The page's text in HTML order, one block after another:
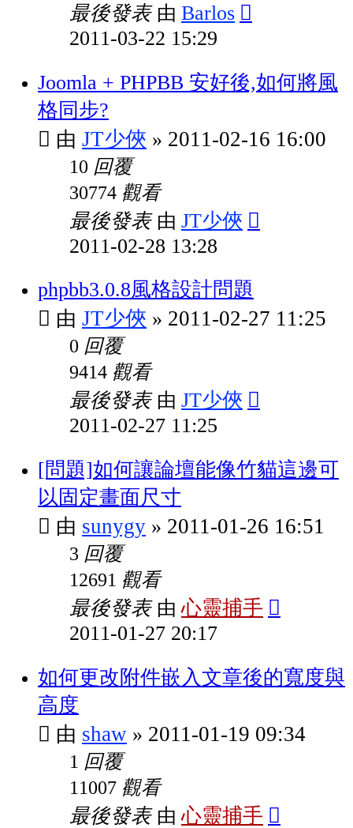
最後發表 由 Barlos
2011-03-22 15:29
Joomla + PHPBB 安好後,如何將風
格同步?
由 JT少俠 » 2011-02-16 16:00
10 回覆
30774 觀看
最後發表 由 JT少俠
2011-02-28 13:28
phpbb3.0.8風格設計問題
由 JT少俠 » 2011-02-27 11:25
0 回覆
9414 觀看
最後發表 由 JT少俠
2011-02-27 11:25
[問題]如何讓論壇能像竹貓這邊可
以固定畫面尺寸
由 sunygy » 2011-01-26 16:51
3 回覆
12691 觀看
最後發表 由心靈捕手
2011-01-27 20:17
如何更改附件嵌入文章後的寬度與
高度
由 shaw » 2011-01-19 09:34
1 回覆
11007 觀看
最後發表 由心靈捕手